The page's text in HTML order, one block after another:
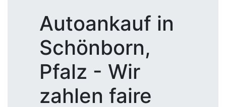
Autoankauf in
Schönborn,
Pfalz - Wir
zahlen faire